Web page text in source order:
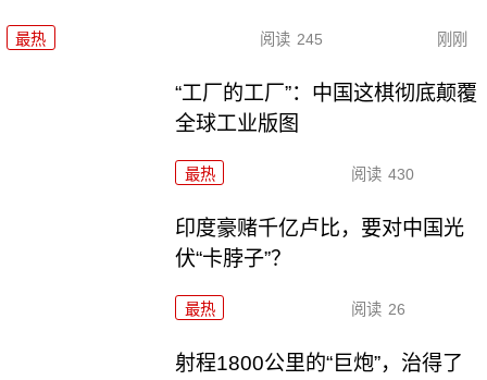
最热 阅读 245 刚刚
“工厂的工厂”：中国这棋彻底颠覆
全球工业版图
最热 阅读 430
印度豪赌千亿卢比，要对中国光
伏“卡脖子”？
最热 阅读 26
射程1800公里的“巨炮”，治得了